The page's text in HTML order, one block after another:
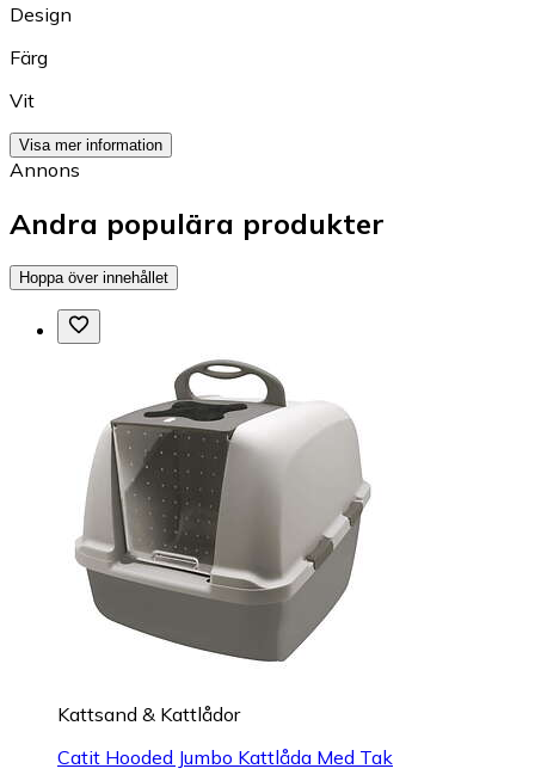
Design
Färg
Vit
Visa mer information
Annons
Andra populära produkter
Hoppa över innehållet
Kattsand & Kattlådor
Catit Hooded Jumbo Kattlåda Med Tak